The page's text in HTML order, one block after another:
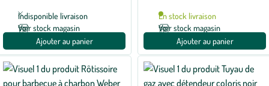
Indisponible livraison
Voir stock magasin
Ajouter au panier
En stock livraison
Voir stock magasin
Ajouter au panier